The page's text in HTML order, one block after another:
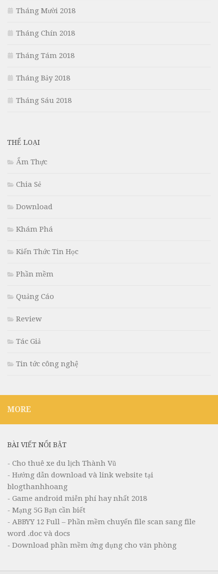
Tháng Mười 2018
Tháng Chín 2018
Tháng Tám 2018
Tháng Bảy 2018
Tháng Sáu 2018
THỂ LOẠI
Ẩm Thực
Chia Sẻ
Download
Khám Phá
Kiến Thức Tin Học
Phần mềm
Quảng Cáo
Review
Tác Giả
Tin tức công nghệ
MORE
BÀI VIẾT NỔI BẬT
- Cho thuê xe du lịch Thành Vũ
- Hướng dẫn download và link website tại
blogthanhhoang
- Game android miễn phí hay nhất 2018
- Mạng 5G Bạn cần biết
- ABBYY 12 Full – Phần mềm chuyển file scan sang file
word .doc và docs
- Download phần mềm ứng dụng cho văn phòng